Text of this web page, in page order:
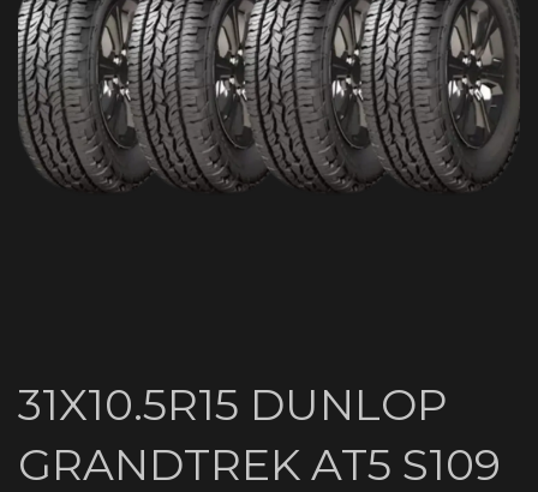
31X10.5R15 DUNLOP
GRANDTREK AT5 S109